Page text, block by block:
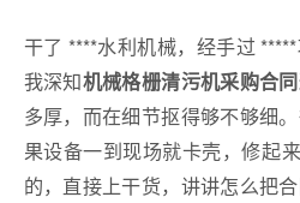
干了 ****水利机械，经手过
我深知机械格栅清污机采购合
多厚，而在细节抠得够不够细
果设备一到现场就卡壳，修起
的，直接上干货，讲讲怎么把